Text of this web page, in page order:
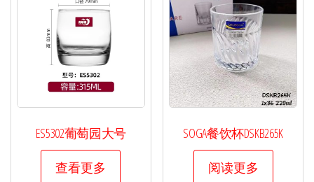
ES5302葡萄园大号
查看更多
SOGA餐饮杯DSKB265K
阅读更多